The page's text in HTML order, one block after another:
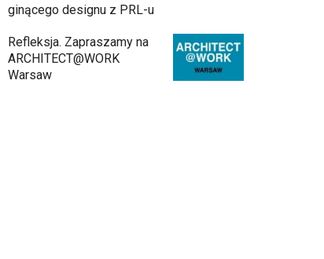
ginącego designu z PRL-u
Refleksja. Zapraszamy na
ARCHITECT@WORK
Warsaw